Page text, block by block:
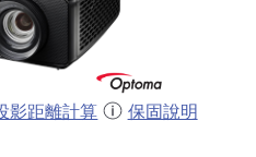
影距離計算 保固說明